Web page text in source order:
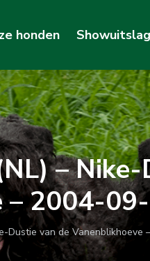
honden
– Nike-
– 2004-
Dustie van de Vanenblikhoeve